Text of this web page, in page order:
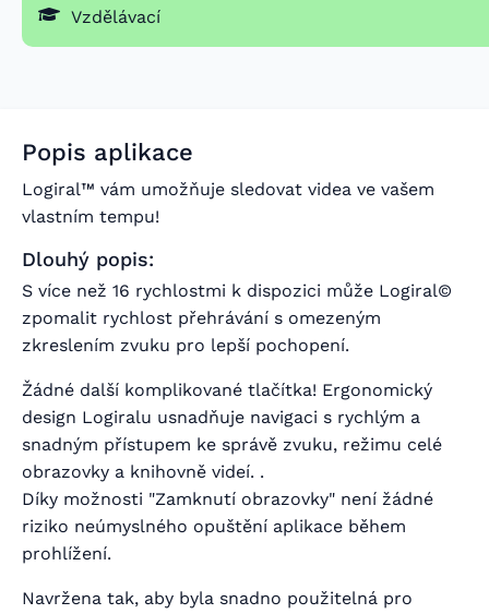
Vzdělávací
Popis aplikace
Logiral™ vám umožňuje sledovat videa ve vašem
vlastním tempu!
Dlouhý popis:
S více než 16 rychlostmi k dispozici může Logiral©
zpomalit rychlost přehrávání s omezeným
zkreslením zvuku pro lepší pochopení.
Žádné další komplikované tlačítka! Ergonomický
design Logiralu usnadňuje navigaci s rychlým a
snadným přístupem ke správě zvuku, režimu celé
obrazovky a knihovně videí. .
Díky možnosti "Zamknutí obrazovky" není žádné
riziko neúmyslného opuštění aplikace během
prohlížení.
Navržena tak, aby byla snadno použitelná pro